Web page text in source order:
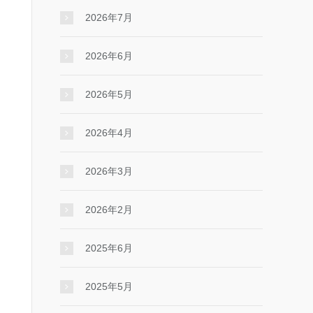
2026年7月
2026年6月
2026年5月
2026年4月
2026年3月
2026年2月
2025年6月
2025年5月